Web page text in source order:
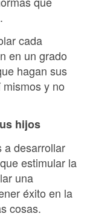
cada
en un grado
hagan sus
y no
hijos
a desarrollar
estimular la
una
éxito en la
cosas.